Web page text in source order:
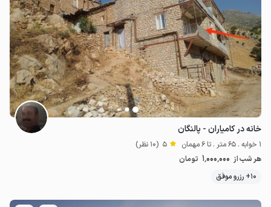
خانه در کامیاران - پالنگان
1 خوابه . 65 متر . تا 6 مهمان 5 (10 نظر)
هر شب از 1٬000٬000 تومان
10+ رزرو موفق